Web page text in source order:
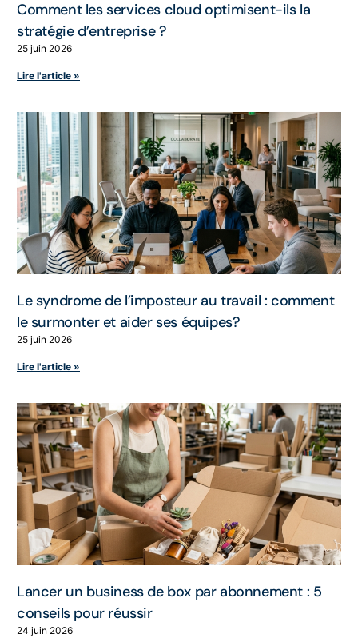
Comment les services cloud optimisent-ils la
stratégie d’entreprise ?
25 juin 2026
Lire l'article »
Le syndrome de l’imposteur au travail : comment
le surmonter et aider ses équipes?
25 juin 2026
Lire l'article »
Lancer un business de box par abonnement : 5
conseils pour réussir
24 juin 2026